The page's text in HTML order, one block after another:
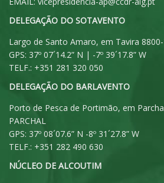
DELEGAÇÃO DO SOTAVENTO
Largo de Santo Amaro, em Tavira 8800-
GPS: 37º 07´14.2” N | -7º 39´17.8” W
TELF.: +351 281 320 050
DELEGAÇÃO DO BARLAVENTO
Porto de Pesca de Portimão, em
PARCHAL
GPS: 37º 08´07.6” N -8º 31´27.8” W
TELF.: +351 282 490 630
NÚCLEO DE ALCOUTIM